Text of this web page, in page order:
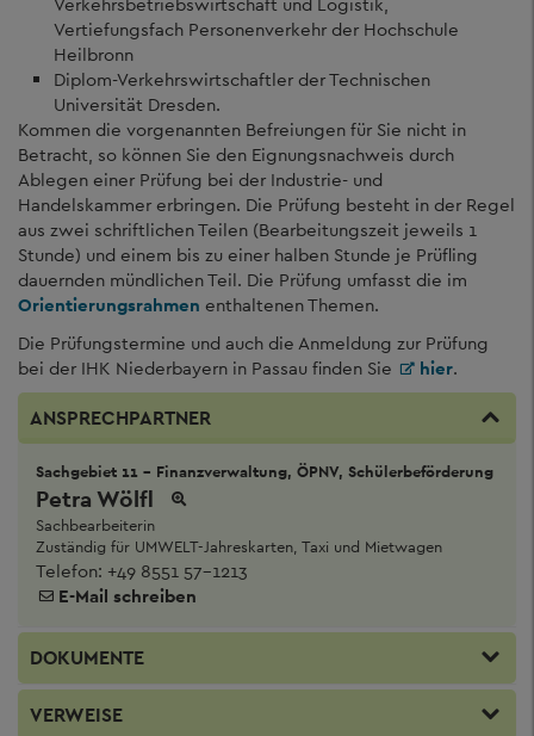
Vertiefungsfach Personenverkehr der Hochschule
Heilbronn
Diplom-Verkehrswirtschaftler der Technischen
Universität Dresden.
Kommen die vorgenannten Befreiungen für Sie nicht in
Betracht, so können Sie den Eignungsnachweis durch
Ablegen einer Prüfung bei der Industrie- und
Handelskammer erbringen. Die Prüfung besteht in der Regel
aus zwei schriftlichen Teilen (Bearbeitungszeit jeweils 1
Stunde) und einem bis zu einer halben Stunde je Prüfling
dauernden mündlichen Teil. Die Prüfung umfasst die im
Orientierungsrahmen enthaltenen Themen.
Die Prüfungstermine und auch die Anmeldung zur Prüfung
bei der IHK Niederbayern in Passau finden Sie
hier.
ANSPRECHPARTNER
Sachgebiet 11 - Finanzverwaltung, ÖPNV, Schülerbeförderung
Petra Wölfl
Sachbearbeiterin
Zuständig für UMWELT-Jahreskarten, Taxi und Mietwagen
Telefon: +49 8551 57-1213
E-Mail schreiben
DOKUMENTE
VERWEISE